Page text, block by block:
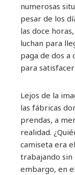
numerosas
pesar de los
las doce
luchan para
paga de dos a
para
Lejos de la
las fábricas
prendas, a
realidad.
camiseta era
trabajando sin
embargo, en